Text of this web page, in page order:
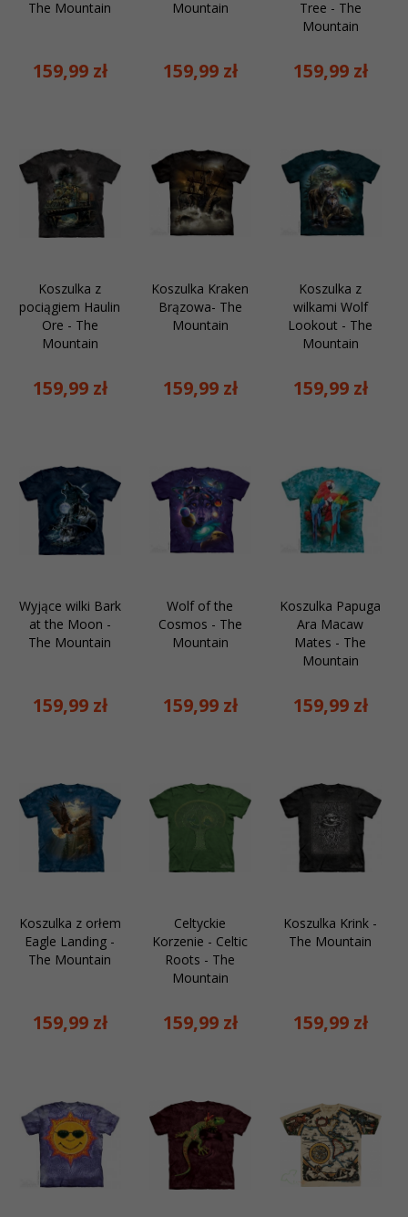
The Mountain
159,99 zł
Mountain
159,99 zł
Tree - The
Mountain
159,99 zł
Koszulka z
pociągiem Haulin
Ore - The
Mountain
159,99 zł
Koszulka Kraken
Brązowa- The
Mountain
159,99 zł
Koszulka z
wilkami Wolf
Lookout - The
Mountain
159,99 zł
Wyjące wilki Bark
at the Moon -
The Mountain
159,99 zł
Wolf of the
Cosmos - The
Mountain
159,99 zł
Koszulka Papuga
Ara Macaw
Mates - The
Mountain
159,99 zł
Koszulka z orłem
Eagle Landing -
The Mountain
159,99 zł
Celtyckie
Korzenie - Celtic
Roots - The
Mountain
159,99 zł
Koszulka Krink -
The Mountain
159,99 zł